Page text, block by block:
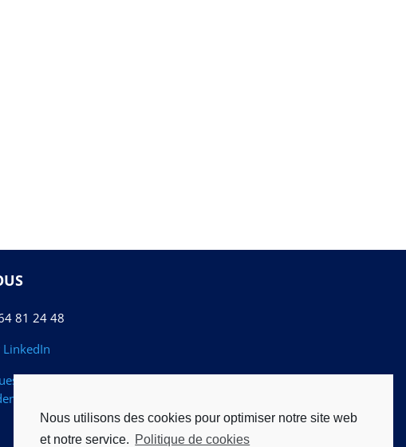
81 24 48
LinkedIn
et cadre légal
Nous utilisons des cookies pour optimiser notre site web
et notre service. Politique de cookies